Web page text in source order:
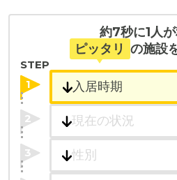
「夫婦入居可」の施設、「看
医療・看護体制から施設を探
約7秒に1人が
ピッタリ の施設
STEP
1
2
3